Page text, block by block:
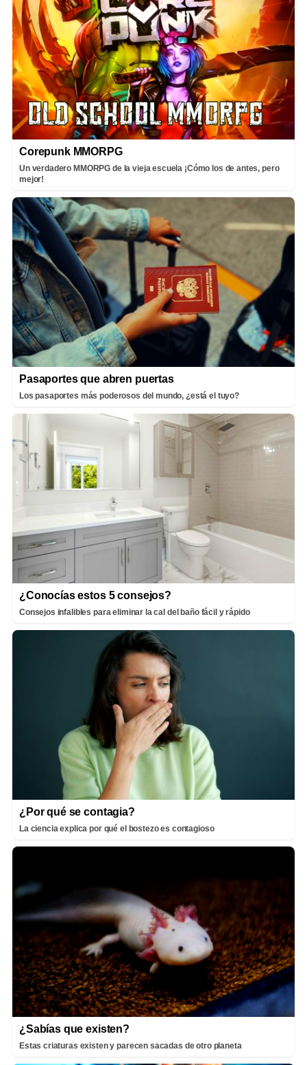
Corepunk MMORPG
Un verdadero MMORPG de la vieja escuela ¡Cómo los de antes, pero
mejor!
Pasaportes que abren puertas
Los pasaportes más poderosos del mundo, ¿está el tuyo?
¿Conocías estos 5 consejos?
Consejos infalibles para eliminar la cal del baño fácil y rápido
¿Por qué se contagia?
La ciencia explica por qué el bostezo es contagioso
¿Sabías que existen?
Estas criaturas existen y parecen sacadas de otro planeta